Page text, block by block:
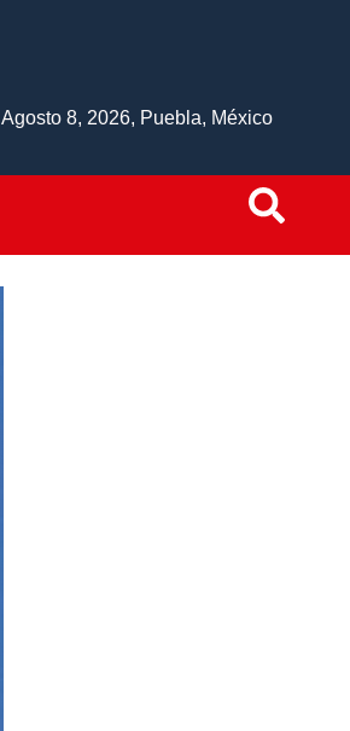
Agosto 8, 2026, Puebla, México